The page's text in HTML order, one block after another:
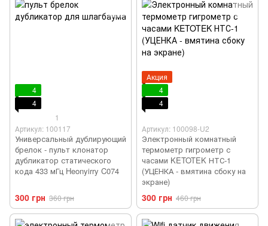
4
4
1
Артикул: 100117
Универсальный дублирующий
брелок - пульт клонатор
дубликатор статического
кода 433 мГц Heonyirry C074
300 грн 360 грн
Акция
4
4
Артикул: 100098-U2
Электронный комнатный
термометр гигрометр с
часами KETOTEK НТС-1
(УЦЕНКА - вмятина сбоку на
экране)
300 грн 460 грн